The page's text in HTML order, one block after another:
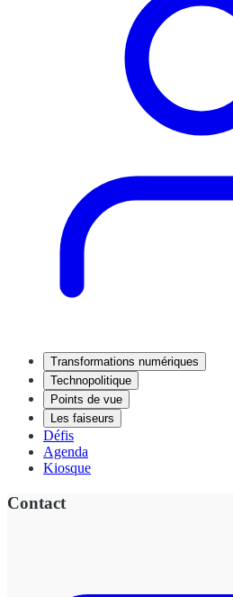
Transformations numériques
Technopolitique
Points de vue
Les faiseurs
Défis
Agenda
Kiosque
Contact